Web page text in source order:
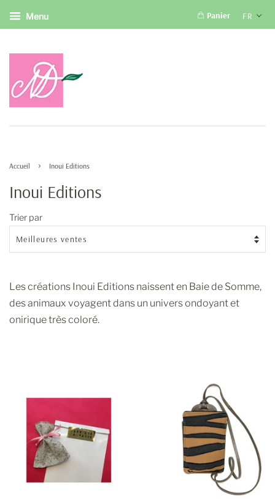
Menu FR
Panier
Accueil › Inoui Editions
Inoui Editions
Trier par
Les créations Inoui Editions naissent en Baie de Somme,
des animaux voyagent dans un univers ondoyant et
onirique très coloré.